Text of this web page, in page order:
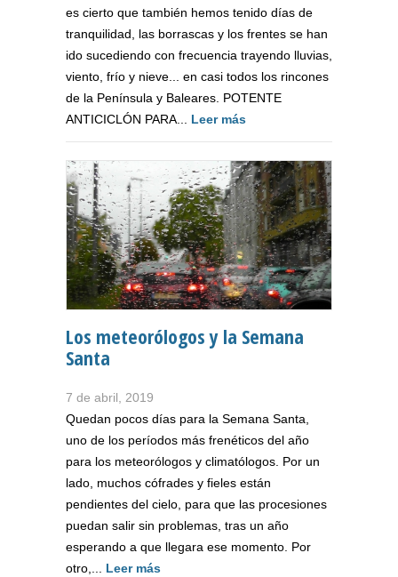
es cierto que también hemos tenido días de
tranquilidad, las borrascas y los frentes se han
ido sucediendo con frecuencia trayendo lluvias,
viento, frío y nieve... en casi todos los rincones
de la Península y Baleares. POTENTE
ANTICICLÓN PARA... Leer más
Los meteorólogos y la Semana
Santa
7 de abril, 2019
Quedan pocos días para la Semana Santa,
uno de los períodos más frenéticos del año
para los meteorólogos y climatólogos. Por un
lado, muchos cófrades y fieles están
pendientes del cielo, para que las procesiones
puedan salir sin problemas, tras un año
esperando a que llegara ese momento. Por
otro,... Leer más